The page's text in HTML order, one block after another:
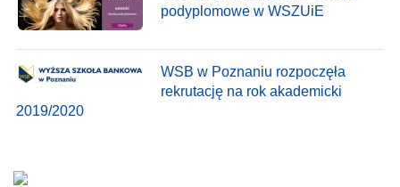
podyplomowe w WSZUiE
WSB w Poznaniu rozpoczęła
rekrutację na rok akademicki
2019/2020